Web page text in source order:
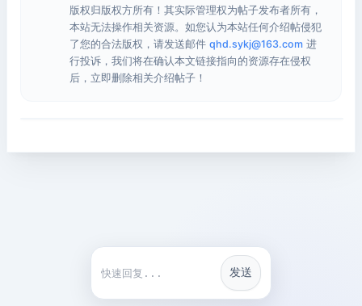
版权归版权方所有！其实际管理权为帖子发布者所有，
本站无法操作相关资源。如您认为本站任何介绍帖侵犯
了您的合法版权，请发送邮件 qhd.sykj@163.com 进
行投诉，我们将在确认本文链接指向的资源存在侵权
后，立即删除相关介绍帖子！
快捷回复
发送